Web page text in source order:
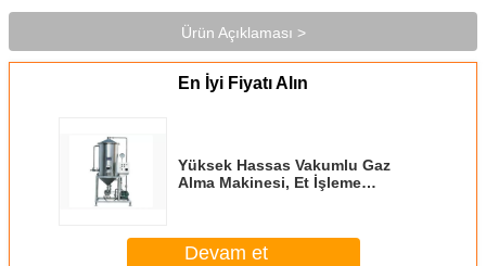
Ürün Açıklaması >
En İyi Fiyatı Alın
Yüksek Hassas Vakumlu Gaz
Alma Makinesi, Et İşleme
Devam et